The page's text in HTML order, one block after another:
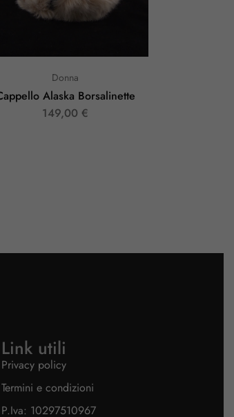
Donna
Alaska Borsalinette
149,00 €
Link utili
Privacy policy
Termini e condizioni
P.Iva: 10297510967